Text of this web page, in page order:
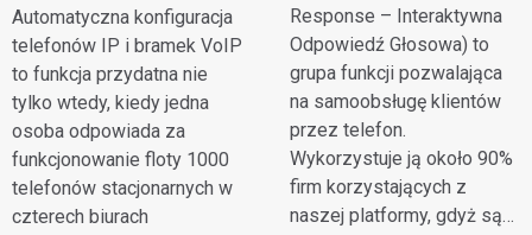
Automatyczna konfiguracja
telefonów IP i bramek VoIP
to funkcja przydatna nie
tylko wtedy, kiedy jedna
osoba odpowiada za
funkcjonowanie floty 1000
telefonów stacjonarnych w
czterech biurach
Response – Interaktywna
Odpowiedź Głosowa) to
grupa funkcji pozwalająca
na samoobsługę klientów
przez telefon.
Wykorzystuje ją około 90%
firm korzystających z
naszej platformy, gdyż są…